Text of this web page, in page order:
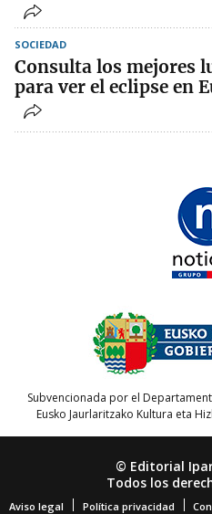
SOCIEDAD
Consulta los mejores
para ver el eclipse en
Subvencionada por el
Eusko Jaurlaritzako Kultura eta
© Editorial
Todos los
Aviso legal Política privacidad